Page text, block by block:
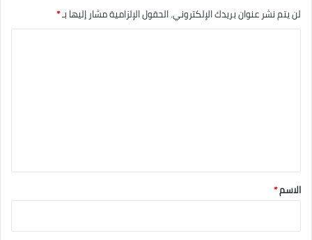
لن يتم نشر عنوان بريدك الإلكتروني.الحقول الإلزامية مشار إليها بـ*
*
الاسم*